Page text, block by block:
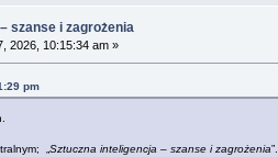
szanse i zagrożenia
2026, 10:15:34 am »
pm
„Sztuczna inteligencja – szanse i zagrożenia”.